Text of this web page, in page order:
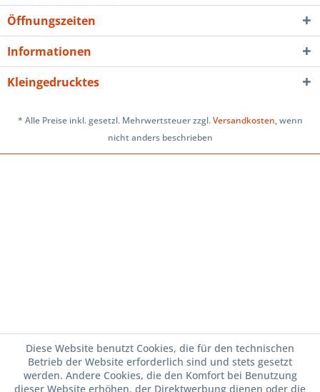
Öffnungszeiten
Informationen
Kleingedrucktes
* Alle Preise inkl. gesetzl. Mehrwertsteuer zzgl.Versandkosten, wenn
nicht anders beschrieben
Diese Website benutzt Cookies, die für den technischen
Betrieb der Website erforderlich sind und stets gesetzt
werden. Andere Cookies, die den Komfort bei Benutzung
dieser Website erhöhen, der Direktwerbung dienen oder die